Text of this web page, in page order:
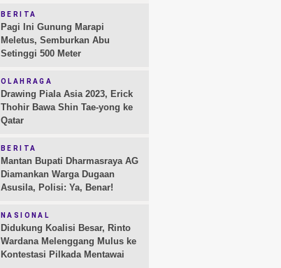
BERITA
Pagi Ini Gunung Marapi
Meletus, Semburkan Abu
Setinggi 500 Meter
OLAHRAGA
Drawing Piala Asia 2023, Erick
Thohir Bawa Shin Tae-yong ke
Qatar
BERITA
Mantan Bupati Dharmasraya AG
Diamankan Warga Dugaan
Asusila, Polisi: Ya, Benar!
NASIONAL
Didukung Koalisi Besar, Rinto
Wardana Melenggang Mulus ke
Kontestasi Pilkada Mentawai